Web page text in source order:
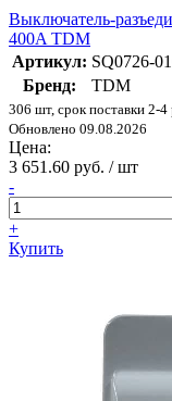
Выключатель-
400A TDM
Артикул: SQ0726-
Бренд:
TDM
306 шт, срок поставки 2-
Обновлено 09.08.2026
Цена:
3 651.60 руб. / шт
-
+
Купить